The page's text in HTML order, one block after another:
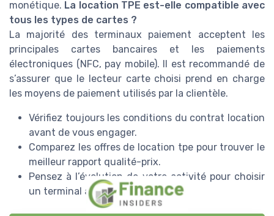
monétique. La location TPE est-elle compatible avec
tous les types de cartes ?
La majorité des terminaux paiement acceptent les
principales cartes bancaires et les paiements
électroniques (NFC, pay mobile). Il est recommandé de
s’assurer que le lecteur carte choisi prend en charge
les moyens de paiement utilisés par la clientèle.
Vérifiez toujours les conditions du contrat location
avant de vous engager.
Comparez les offres de location tpe pour trouver le
meilleur rapport qualité-prix.
Pensez à l’évolution de votre activité pour choisir
un terminal adapté.